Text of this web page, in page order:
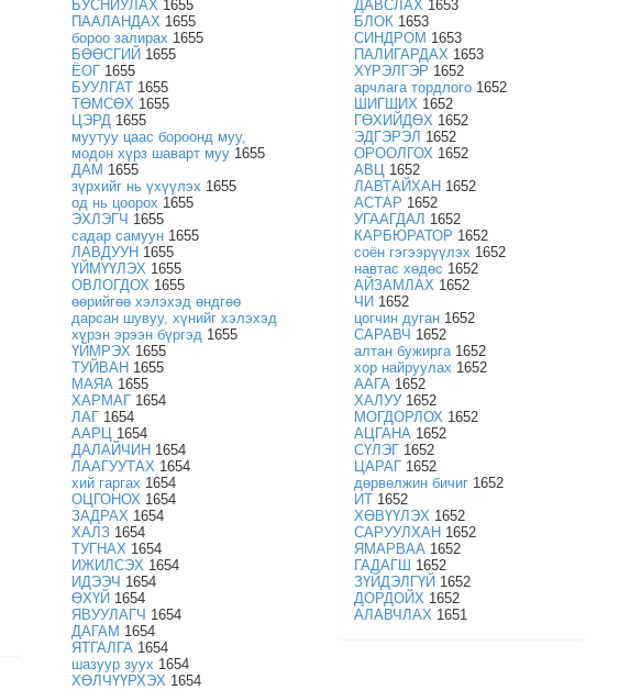
БУСНИУЛАХ 1655
ПААЛАНДАХ 1655
бороо залирах 1655
БӨӨСГИЙ 1655
ЁОГ 1655
БУУЛГАТ 1655
ТӨМСӨХ 1655
ЦЭРД 1655
муутуу цаас бороонд муу,
модон хүрз шаварт муу 1655
ДАМ 1655
зүрхийг нь үхүүлэх 1655
од нь цоорох 1655
ЭХЛЭГЧ 1655
садар самуун 1655
ЛАВДУУН 1655
ҮЙМҮҮЛЭХ 1655
ОВЛОГДОХ 1655
өөрийгөө хэлэхэд өндгөө
дарсан шувуу, хүнийг хэлэхэд
хүрэн эрээн бүргэд 1655
ҮЙМРЭХ 1655
ТУЙВАН 1655
МАЯА 1655
ХАРМАГ 1654
ЛАГ 1654
ААРЦ 1654
ДАЛАЙЧИН 1654
ЛААГУУТАХ 1654
хий гаргах 1654
ОЦГОНОХ 1654
ЗАДРАХ 1654
ХАЛЗ 1654
ТУГНАХ 1654
ИЖИЛСЭХ 1654
ИДЭЭЧ 1654
ӨХҮЙ 1654
ЯВУУЛАГЧ 1654
ДАГАМ 1654
ЯТГАЛГА 1654
шазуур зуух 1654
ХӨЛЧҮҮРХЭХ 1654
ДАВСЛАХ 1653
БЛОК1653
СИНДРОМ 1653
ПАЛИГАРДАХ 1653
ХҮРЭЛГЭР 1652
арчлага тордлого1652
ШИГШИХ 1652
ГӨХИЙДӨХ 1652
ЭДГЭРЭЛ 1652
ОРООЛГОХ 1652
АВЦ1652
ЛАВТАЙХАН 1652
АСТАР 1652
УГААГДАЛ 1652
КАРБЮРАТОР 1652
соён гэгээрүүлэх 1652
навтас хөдөс 1652
АЙЗАМЛАХ 1652
ЧИ 1652
цогчин дуган1652
САРАВЧ 1652
алтан бужирга1652
хор найруулах 1652
ААГА1652
ХАЛУУ1652
МОГДОРЛОХ 1652
АЦГАНА1652
СҮЛЭГ1652
ЦАРАГ 1652
дөрвөлжин бичиг1652
ИТ1652
ХӨВҮҮЛЭХ 1652
САРУУЛХАН 1652
ЯМАРВАА1652
ГАДАГШ 1652
ЗҮЙДЭЛГҮЙ 1652
ДОРДОЙХ 1652
АЛАВЧЛАХ 1651